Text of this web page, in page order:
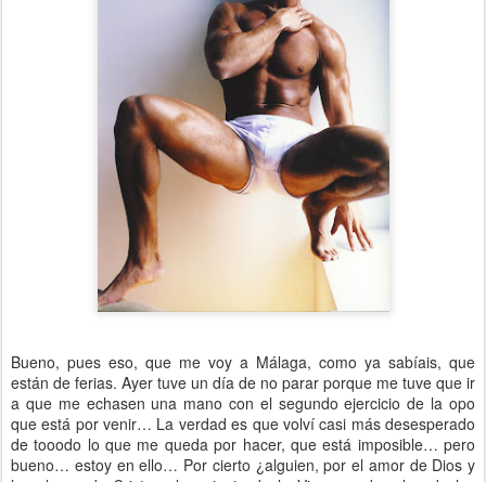
Bueno, pues eso, que me voy a Málaga, como ya sabíais, que
están de ferias. Ayer tuve un día de no parar porque me tuve que ir
a que me echasen una mano con el segundo ejercicio de la opo
que está por venir… La verdad es que volví casi más desesperado
de tooodo lo que me queda por hacer, que está imposible… pero
bueno… estoy en ello… Por cierto ¿alguien, por el amor de Dios y